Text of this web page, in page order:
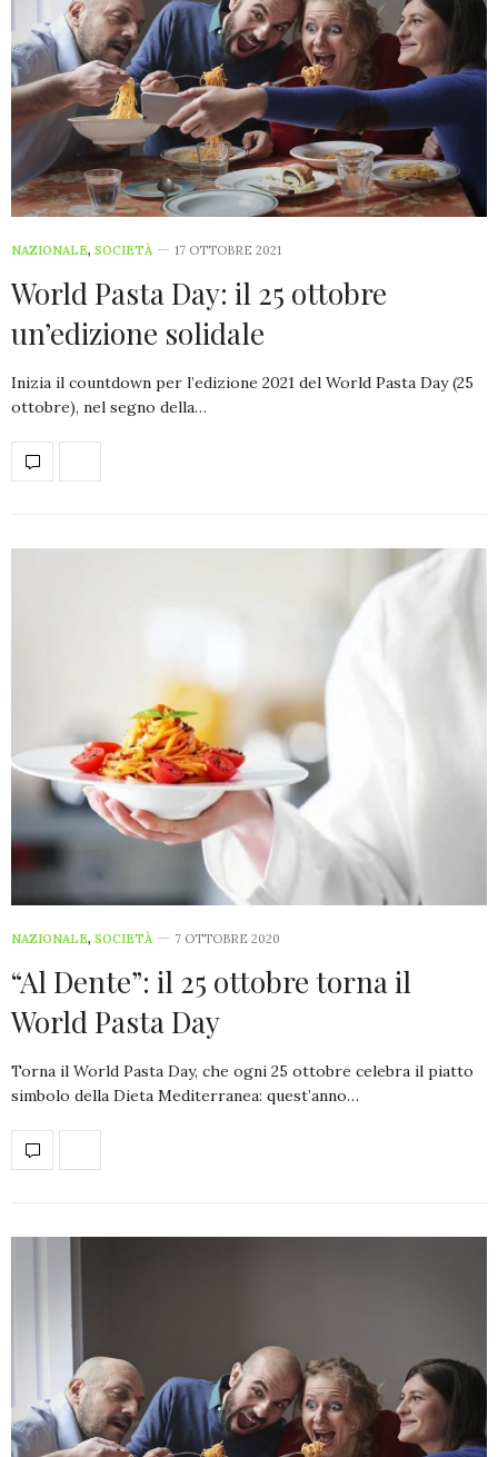
NAZIONALE, SOCIETÀ 17 OTTOBRE 2021
World Pasta Day: il 25 ottobre
un’edizione solidale
Inizia il countdown per l’edizione 2021 del World Pasta Day (25
ottobre), nel segno della…
NAZIONALE, SOCIETÀ 7 OTTOBRE 2020
“Al Dente”: il 25 ottobre torna il
World Pasta Day
Torna il World Pasta Day, che ogni 25 ottobre celebra il piatto
simbolo della Dieta Mediterranea: quest’anno…